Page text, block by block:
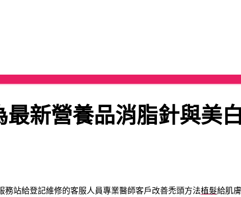
新營養品消脂針與美
務站給登記維修的客服人員專業醫師客戶改善禿頭方法植髮給肌